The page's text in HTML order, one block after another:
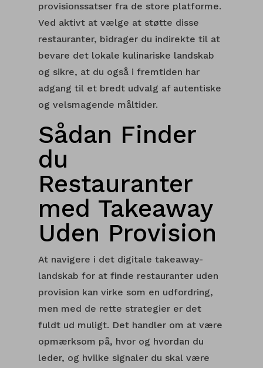
provisionssatser fra de store platforme.
Ved aktivt at vælge at støtte disse
restauranter, bidrager du indirekte til at
bevare det lokale kulinariske landskab
og sikre, at du også i fremtiden har
adgang til et bredt udvalg af autentiske
og velsmagende måltider.
Sådan Finder
du
Restauranter
med Takeaway
Uden Provision
At navigere i det digitale takeaway-
landskab for at finde restauranter uden
provision kan virke som en udfordring,
men med de rette strategier er det
fuldt ud muligt. Det handler om at være
opmærksom på, hvor og hvordan du
leder, og hvilke signaler du skal være